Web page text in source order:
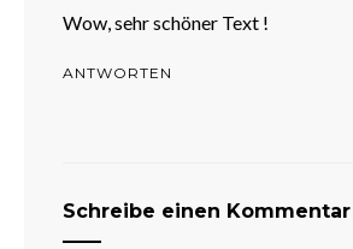
Wow, sehr schöner Text !
ANTWORTEN
Schreibe einen Kommentar